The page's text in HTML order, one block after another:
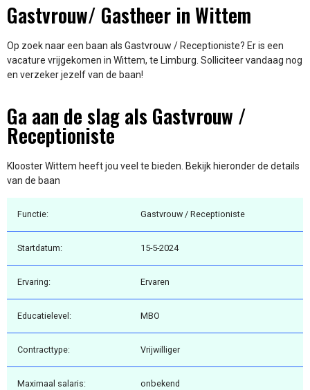
Gastvrouw/ Gastheer in Wittem
Op zoek naar een baan als Gastvrouw / Receptioniste? Er is een
vacature vrijgekomen in Wittem, te Limburg. Solliciteer vandaag nog
en verzeker jezelf van de baan!
Ga aan de slag als Gastvrouw /
Receptioniste
Klooster Wittem heeft jou veel te bieden. Bekijk hieronder de details
van de baan
Functie: Gastvrouw / Receptioniste
Startdatum: 15-5-2024
Ervaring: Ervaren
Educatielevel: MBO
Contracttype: Vrijwilliger
Maximaal salaris: onbekend